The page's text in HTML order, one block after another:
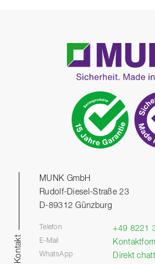
Kontakt
MUNK GmbH
Rudolf-Diesel-Straße 23
D-89312 Günzburg
Telefon +49 8221
E-Mail
WhatsApp Direkt